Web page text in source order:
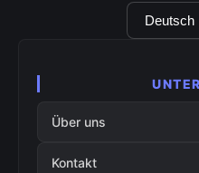
Über uns
Kontakt